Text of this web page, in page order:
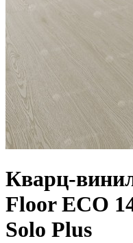
Кварц-
Floor ЕСО
Solo Plus